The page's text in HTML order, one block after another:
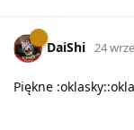
DaiShi 24
Piękne